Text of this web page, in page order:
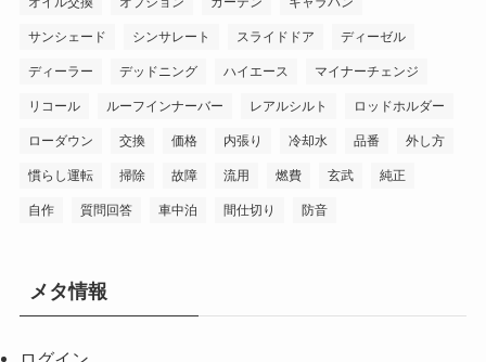
サンシェード シンサレート スライドドア ディーゼル
ディーラー デッドニング ハイエース マイナーチェンジ
リコール ルーフインナーバー レアルシルト ロッドホルダー
ローダウン 交換 価格 内張り 冷却水 品番 外し方
慣らし運転 掃除 故障 流用 燃費 玄武 純正
自作 質問回答 車中泊 間仕切り 防音
メタ情報